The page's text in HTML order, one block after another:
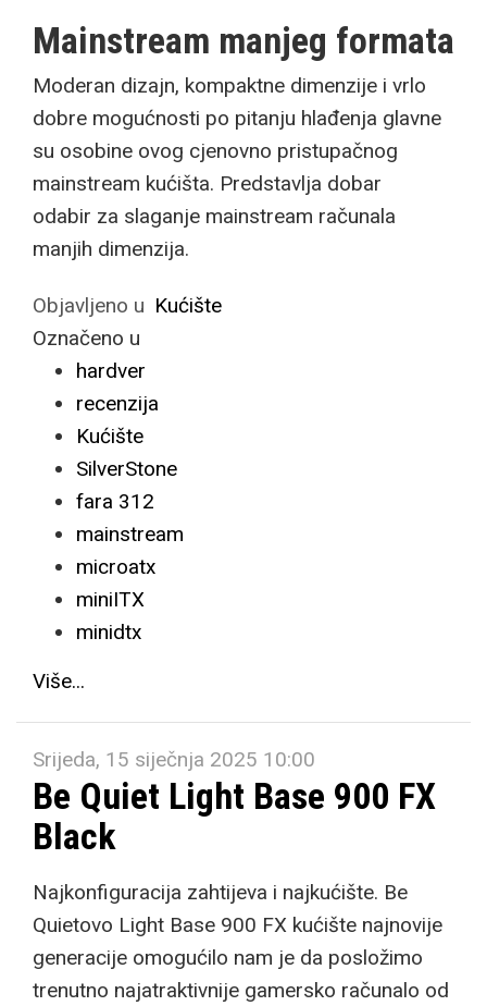
Mainstream manjeg formata
Moderan dizajn, kompaktne dimenzije i vrlo
dobre mogućnosti po pitanju hlađenja glavne
su osobine ovog cjenovno pristupačnog
mainstream kućišta. Predstavlja dobar
odabir za slaganje mainstream računala
manjih dimenzija.
Objavljeno u Kućište
Označeno u
hardver
recenzija
Kućište
SilverStone
fara 312
mainstream
microatx
miniITX
minidtx
Više...
Srijeda, 15 siječnja 2025 10:00
Be Quiet Light Base 900 FX
Black
Najkonfiguracija zahtijeva i najkućište. Be
Quietovo Light Base 900 FX kućište najnovije
generacije omogućilo nam je da posložimo
trenutno najatraktivnije gamersko računalo od